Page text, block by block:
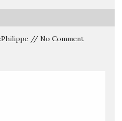
// No Comment